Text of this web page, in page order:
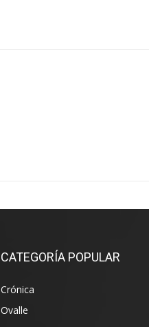
CATEGORÍA POPULAR
Crónica
Ovalle